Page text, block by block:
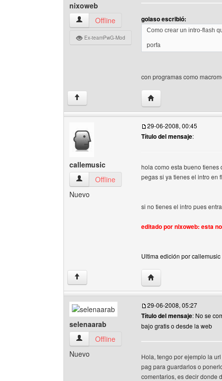
nixoweb
nixoweb Ver perfil del usuario
Offline
Ex-teamPwG-Mod
golaso escribió:
Como crear un intro-flash
porfa
con programas como
↑ Visitar sitio web del
callemusic
callemusic Ver perfil del usuario
Offline
Nuevo
29-06-2008, 00:45
Título del mensaje:
hola como esta bueno tienes
pegas si ya tienes el intro en
si no tienes el intro pues
editado por nixoweb: esta
Ultima edición por
↑ Visitar sitio web del
selenaarab
selenaarab Ver perfil del usuario
Offline
Nuevo
29-06-2008, 05:27
Título del mensaje: No se
bajo gratis o desde la web
Hola, tengo por ejemplo la
pag para guardarlos o
comentarios, es decir donde